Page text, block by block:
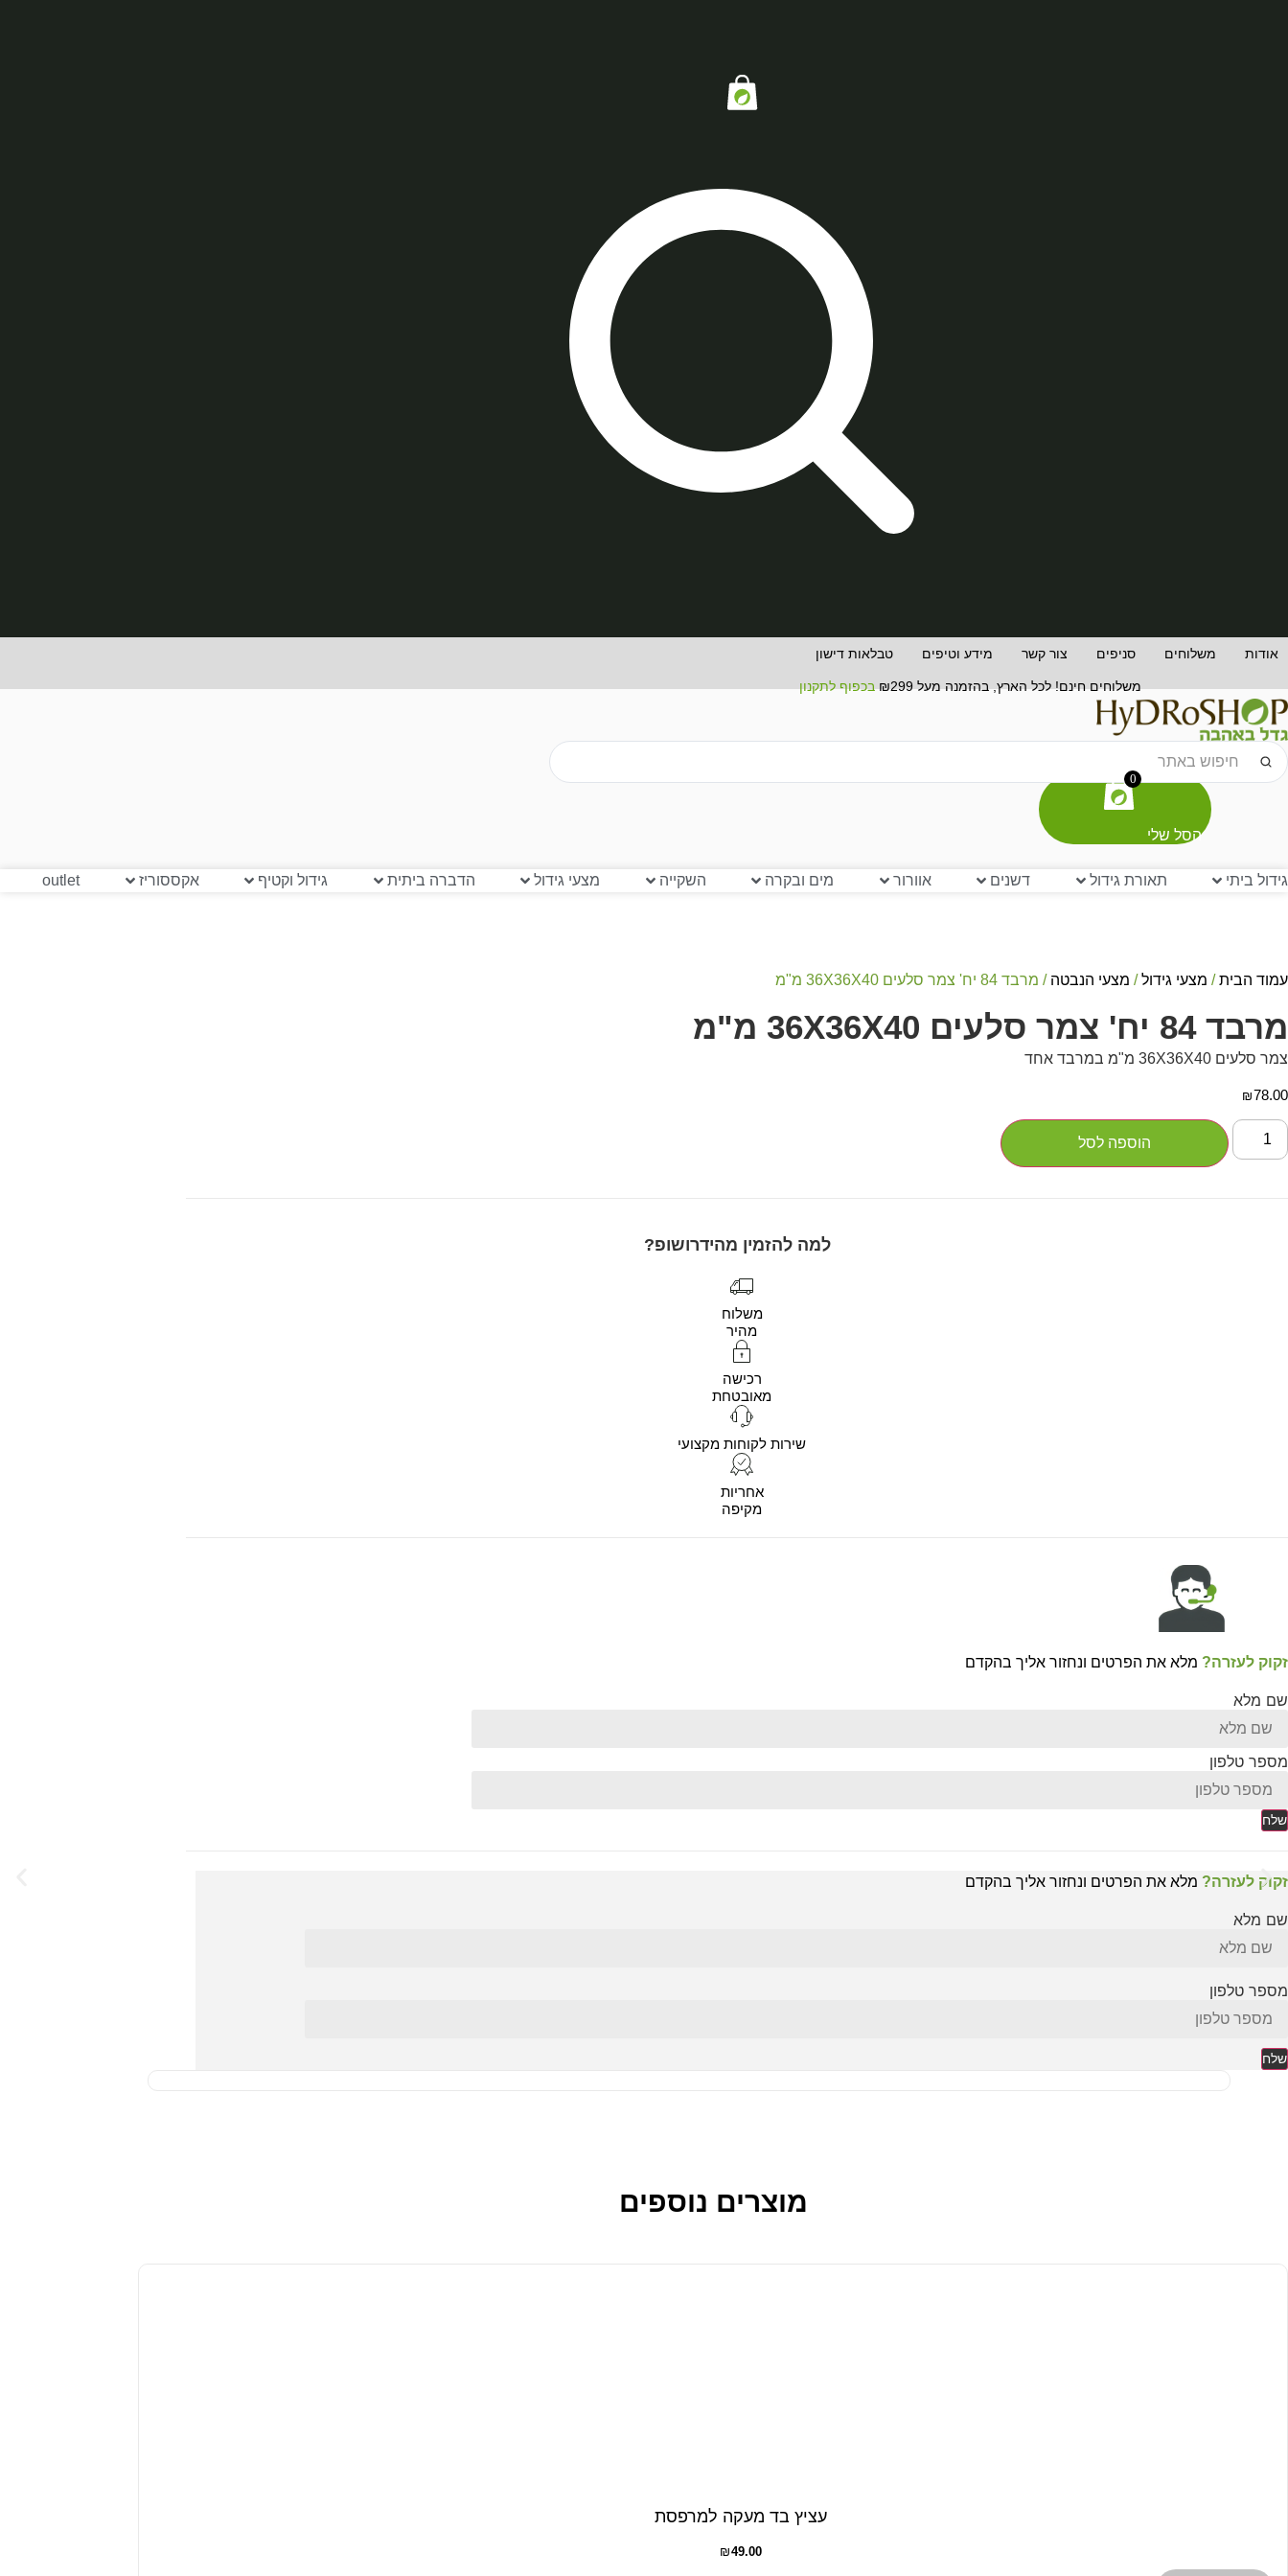
אודות משלוחים סניפים צור קשר מידע וטיפים טבלאות דישון
משלוחים חינם! לכל הארץ, בהזמנה מעל ₪299 בכפוף לתקנון
Search
...
0
הסל שלי
גידול ביתי תאורת גידול דשנים אוורור מים ובקרה השקייה מצעי גידול הדברה ביתית גידול וקטיף אקססוריז outlet
עמוד הבית/ מצעי גידול/ מצעי הנבטה / מרבד 84 יח' צמר סלעים 36X36X40 מ"מ
מרבד 84 יח' צמר סלעים 36X36X40 מ"מ
צמר סלעים 36X36X40 מ"מ במרבד אחד
₪78.00
כמות
של
מרבד
הוספה לסל
למה להזמין מהידרושופ?
משלוח
מהיר
רכישה
מאובטחת
שירות לקוחות מקצועי
אחריות
מקיפה
זקוק לעזרה? מלא את הפרטים ונחזור אליך בהקדם
שם מלא
מספר טלפון
שלח
זקוק לעזרה? מלא את הפרטים ונחזור אליך בהקדם
שם מלא
מספר טלפון
שלח
מוצרים נוספים
עציץ בד מעקה למרפסת
₪49.00